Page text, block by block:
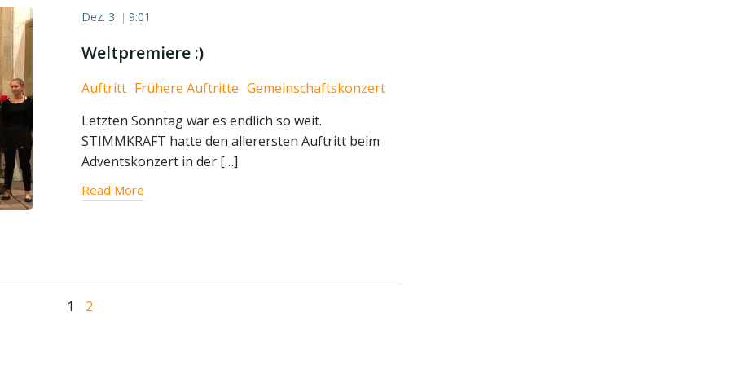
Dez. 3 | 9:01
Weltpremiere :)
Auftritt Frühere Auftritte Gemeinschaftskonzert
Letzten Sonntag war es endlich so weit.
STIMMKRAFT hatte den allerersten Auftritt beim
Adventskonzert in der […]
Read More
Page
1 Page
2